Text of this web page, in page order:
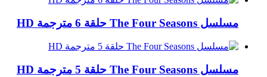
مسلسل The Four Seasons حلقة 6 مترجمة HD
مسلسل The Four Seasons حلقة 5 مترجمة HD